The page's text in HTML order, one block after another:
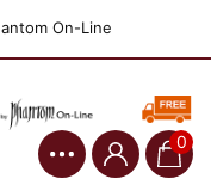
On-Line
0